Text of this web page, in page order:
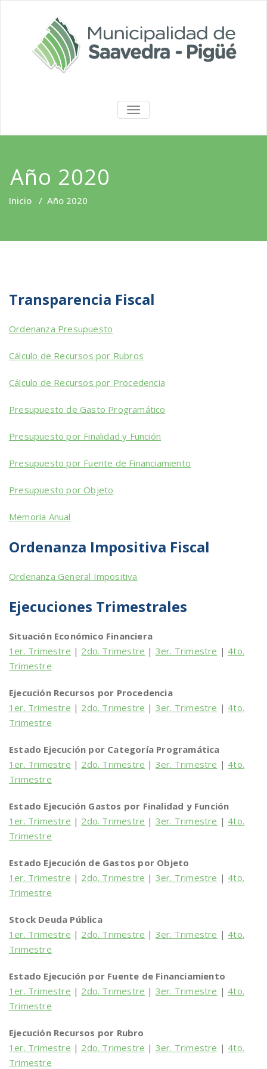
Transparencia
ALTERNAR
LA
Año 2020
Inicio / Año 2020
Transparencia Fiscal
Ordenanza Presupuesto
Cálculo de Recursos por Rubros
Cálculo de Recursos por Procedencia
Presupuesto de Gasto Programático
Presupuesto por Finalidad y Función
Presupuesto por Fuente de Financiamiento
Presupuesto por Objeto
Memoria Anual
Ordenanza Impositiva Fiscal
Ordenanza General Impositiva
Ejecuciones Trimestrales
Situación Económico Financiera
1er. Trimestre | 2do. Trimestre | 3er. Trimestre | 4to.
Trimestre
Ejecución Recursos por Procedencia
1er. Trimestre | 2do. Trimestre | 3er. Trimestre | 4to.
Trimestre
Estado Ejecución por Categoría Programática
1er. Trimestre | 2do. Trimestre | 3er. Trimestre | 4to.
Trimestre
Estado Ejecución Gastos por Finalidad y Función
1er. Trimestre | 2do. Trimestre | 3er. Trimestre | 4to.
Trimestre
Estado Ejecución de Gastos por Objeto
1er. Trimestre | 2do. Trimestre | 3er. Trimestre | 4to.
Trimestre
Stock Deuda Pública
1er. Trimestre | 2do. Trimestre | 3er. Trimestre | 4to.
Trimestre
Estado Ejecución por Fuente de Financiamiento
1er. Trimestre | 2do. Trimestre | 3er. Trimestre | 4to.
Trimestre
Ejecución Recursos por Rubro
1er. Trimestre | 2do. Trimestre | 3er. Trimestre | 4to.
Trimestre